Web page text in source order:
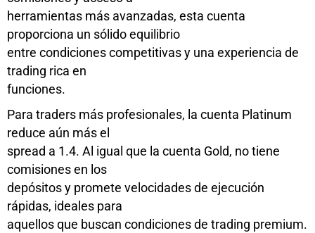
herramientas más avanzadas, esta cuenta
proporciona un sólido equilibrio
entre condiciones competitivas y una experiencia de
trading rica en
funciones.
Para traders más profesionales, la cuenta Platinum
reduce aún más el
spread a 1.4. Al igual que la cuenta Gold, no tiene
comisiones en los
depósitos y promete velocidades de ejecución
rápidas, ideales para
aquellos que buscan condiciones de trading premium.